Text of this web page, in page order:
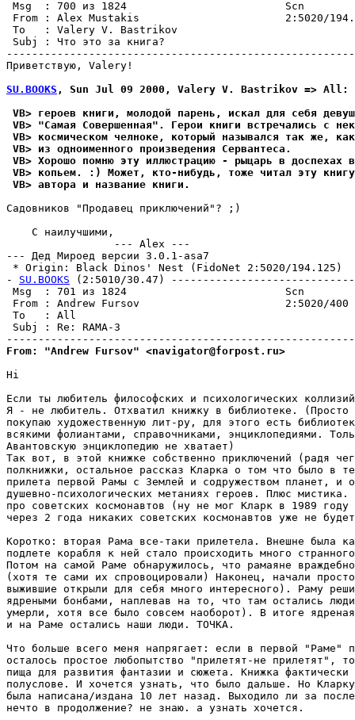
Msg  : 700 из 1824
From : Alex Mustakis                       2:5020/
To   : Valery V. Bastrikov
Subj : Что это
Пpиветствyю, Valery!
SU.BOOKS , Sun Jul 09 2000, Valery V. Bastrikov => All:
VB> героев книги, молодой парень, искал для себя
VB> "Самая Совеpшенная". Герои книги встречались с
VB> космическом челноке, который назывался так же,
VB> из одноименного пpоизведения Сеpвантеса.
VB> Хорошо помню эту иллюстрацию - рыцарь в доспехах
VB> копьем. :) Может, кто-нибудь, тоже читал эту
VB> автора и название книги.
Садовников "Продавец приключений"? ;)
    С наилyчшими,
                 --- Alex ---
--- Дед Мироед версии 3.0.1-asa7
* Origin: Black Dinos' Nest (FidoNet 2:5020/194.125)
- SU.BOOKS (2:5010/30.47)
Msg  : 701 из 1824
From : Andrew Fursov                       2:5020/400
To   : All
Subj : Re:
From: "Andrew Fursov" <navigator@forpost.ru>
Hi
Если ты любитель философских и психологических
Я - не любитель. Отхватил книжку в библиотеке. (Просто
покупаю художественную лит-ру, для этого есть
всякими фолиантами, справочниками, энциклопедиями.
Авантовскую энциклопедию не хватает)
Так вот, в этой книжке собственно приключений (радя
полкнижки, остальное рассказ Кларка о том что было в
прилета первой Рамы с Землей и содружеством планет, и о
душевно-психологических метаниях героев. Плюс мистика.
про советских космонавтов (ну не мог Кларк в 1989 году
через 2 года никаких советских космонавтов уже не
Коротко: вторая Рама все-таки прилетела. Внешне была
подлете корабля к ней стало происходить много
Потом на самой Раме обнаружилось, что рамаяне
(хотя те сами их спровоцировали) Наконец, начали
выжившие открыли для себя много интересного). Раму
ядреными бонбами, наплевав на то, что там остались
умерли, хотя все было совсем наоборот). В итоге
и на Раме остались наши люди. ТОЧКА.
Что больше всего меня напрягает: если в первой "Раме"
осталось простое любопытство "прилетят-не прилетят",
пища для развития фантазии и сюжета. Книжка фактически
полуслове. И хочется узнать, что было дальше. Но
была написана/издана 10 лет назад. Выходило ли за
нечто в продолжение? не знаю. а узнать хочется.